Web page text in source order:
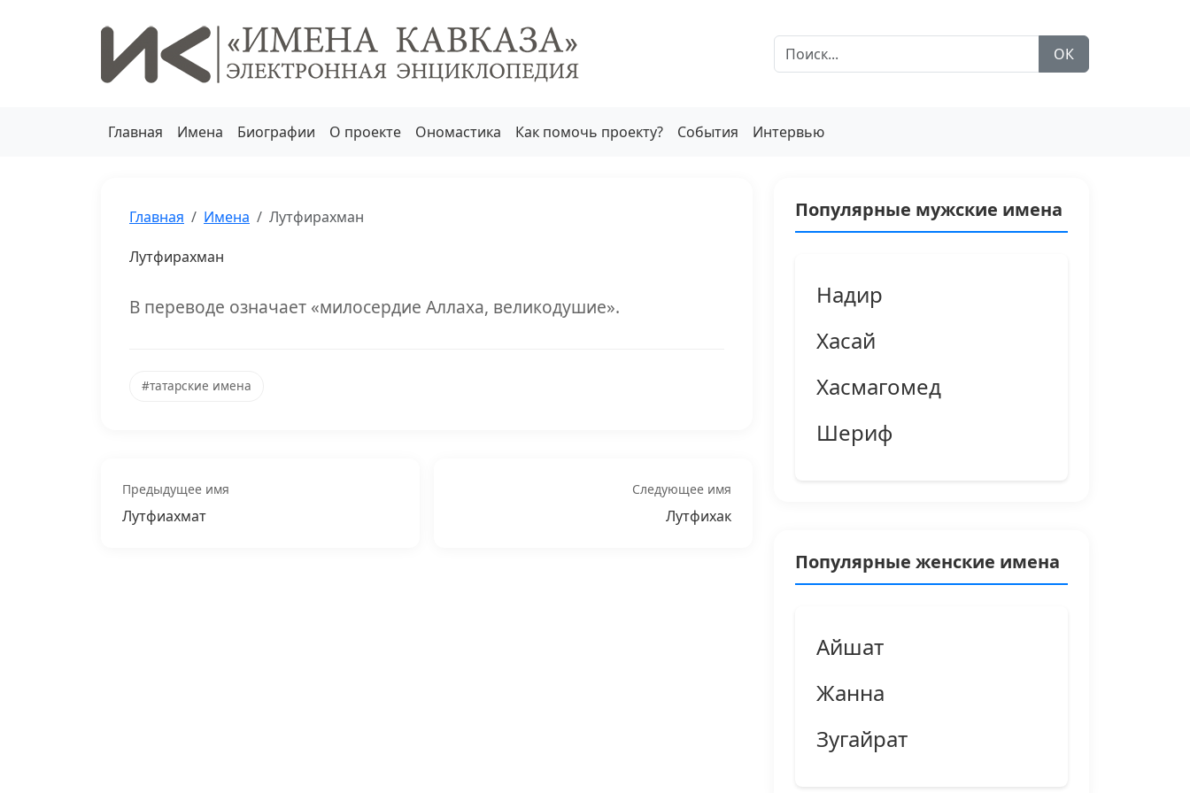
ОК
Главная Имена Биографии О проекте Ономастика Как помочь проекту? События Интервью
Главная Имена Лутфирахман
Лутфирахман
В переводе означает «милосердие Аллаха, великодушие».
#татарские имена
Предыдущее имя
Лутфиахмат
Следующее имя
Лутфихак
Популярные мужские имена
Надир
Хасай
Хасмагомед
Шериф
Популярные женские имена
Айшат
Жанна
Зугайрат